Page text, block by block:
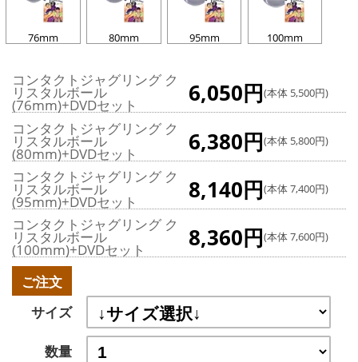
76mm 80mm 95mm 100mm
コンタクトジャグリング ク
リスタルボール
(76mm)+DVDセット 6,050円(本体 5,500円)
コンタクトジャグリング ク
リスタルボール
(80mm)+DVDセット 6,380円(本体 5,800円)
コンタクトジャグリング ク
リスタルボール
(95mm)+DVDセット 8,140円(本体 7,400円)
コンタクトジャグリング ク
リスタルボール
(100mm)+DVDセット 8,360円(本体 7,600円)
ご注文
サイズ
数量